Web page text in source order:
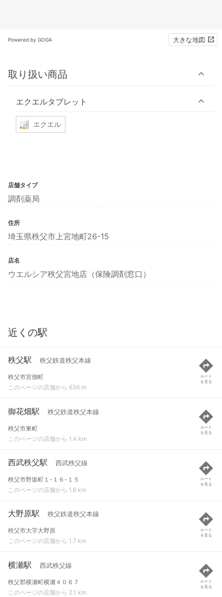
Powered by GOGA 大きな地図
取り扱い商品
エクエルタブレット
エクエル
店舗タイプ
調剤薬局
住所
埼玉県秩父市上宮地町26-15
店名
ウエルシア秩父宮地店（保険調剤窓口）
近くの駅
秩父駅 秩父鉄道秩父本線
秩父市宮側町
このページの店舗から 636 m
ルート
を見る
御花畑駅 秩父鉄道秩父本線
秩父市東町
このページの店舗から 1.4 km
ルート
を見る
西武秩父駅 西武秩父線
秩父市野坂町１-１６-１５
このページの店舗から 1.6 km
ルート
を見る
大野原駅 秩父鉄道秩父本線
秩父市大字大野原
このページの店舗から 1.7 km
ルート
を見る
横瀬駅 西武秩父線
秩父郡横瀬町横瀬４０６７
このページの店舗から 2.1 km
ルート
を見る